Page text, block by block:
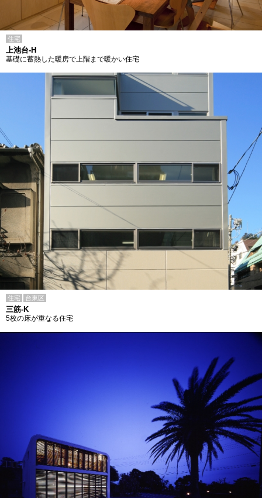
住宅
上池台-H
基礎に蓄熱した暖房で上階まで暖かい住宅
住宅 台東区
三筋-K
5枚の床が重なる住宅